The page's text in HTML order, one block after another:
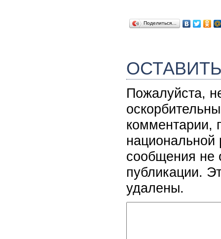
Поделиться…
Пожалуйста,
комментарии,
национальной
сообщения не
публикации.
удалены.